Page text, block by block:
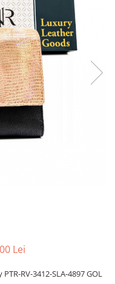
Lei
RV-3412-SLA-4897 GOL